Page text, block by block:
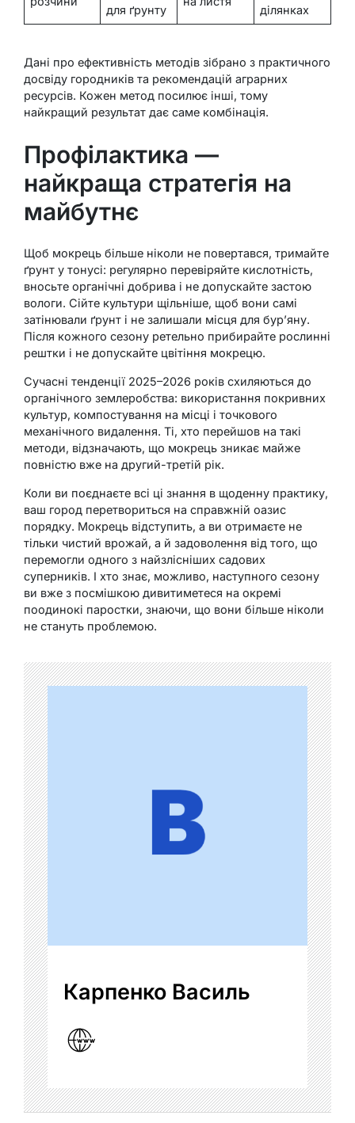
для ґрунту
ділянках
Дані про ефективність методів зібрано з практичного
досвіду городників та рекомендацій аграрних
ресурсів. Кожен метод посилює інші, тому
найкращий результат дає саме комбінація.
Профілактика —
найкраща стратегія на
майбутнє
Щоб мокрець більше ніколи не повертався, тримайте
ґрунт у тонусі: регулярно перевіряйте кислотність,
вносьте органічні добрива і не допускайте застою
вологи. Сійте культури щільніше, щоб вони самі
затінювали ґрунт і не залишали місця для бур’яну.
Після кожного сезону ретельно прибирайте рослинні
рештки і не допускайте цвітіння мокрецю.
Сучасні тенденції 2025–2026 років схиляються до
органічного землеробства: використання покривних
культур, компостування на місці і точкового
механічного видалення. Ті, хто перейшов на такі
методи, відзначають, що мокрець зникає майже
повністю вже на другий-третій рік.
Коли ви поєднаєте всі ці знання в щоденну практику,
ваш город перетвориться на справжній оазис
порядку. Мокрець відступить, а ви отримаєте не
тільки чистий врожай, а й задоволення від того, що
перемогли одного з найзлісніших садових
суперників. І хто знає, можливо, наступного сезону
ви вже з посмішкою дивитиметеся на окремі
поодинокі паростки, знаючи, що вони більше ніколи
не стануть проблемою.
Карпенко Василь